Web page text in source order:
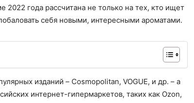
года рассчитана не только на тех, кто ищет
себя новыми, интересными ароматами.
изданий – Cosmopolitan, VOGUE, и др. – а
интернет-гипермаркетов, таких как Ozon,